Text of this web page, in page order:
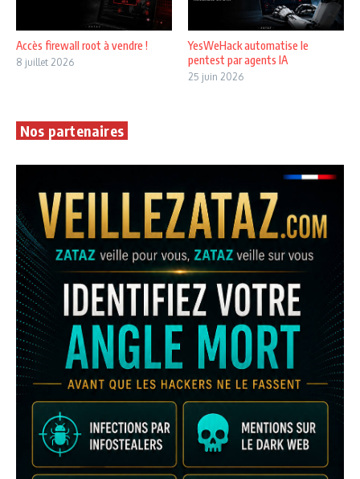
Accès firewall root à vendre !
8 juillet 2026
YesWeHack automatise le
pentest par agents IA
25 juin 2026
Nos partenaires